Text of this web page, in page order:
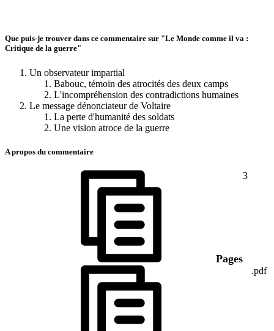
Que puis-je trouver dans ce commentaire sur "Le Monde comme il va :
Critique de la guerre"
Un observateur impartial
Babouc, témoin des atrocités des deux camps
L'incompréhension des contradictions humaines
Le message dénonciateur de Voltaire
La perte d'humanité des soldats
Une vision atroce de la guerre
A propos du commentaire
Pages
3
.pdf